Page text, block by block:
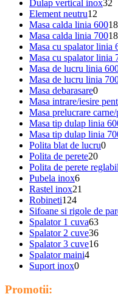
Dulap vertical inox32
Element neutru12
Masa calda linia 60018
Masa calda linia 70018
Masa cu spalator linia
Masa cu spalator linia
Masa de lucru linia
Masa de lucru linia
Masa debarasare0
Masa intrare/iesire
Masa prelucrare
Masa tip dulap linia
Masa tip dulap linia
Polita blat de lucru0
Polita de perete20
Polita de perete
Pubela inox6
Rastel inox21
Robineti124
Sifoane si rigole de
Spalator 1 cuva63
Spalator 2 cuve36
Spalator 3 cuve16
Spalator maini4
Suport inox0
Promotii: